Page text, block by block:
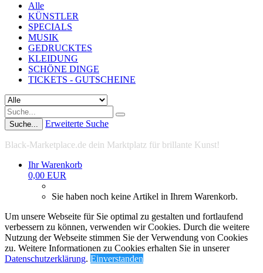
Alle
KÜNSTLER
SPECIALS
MUSIK
GEDRUCKTES
KLEIDUNG
SCHÖNE DINGE
TICKETS - GUTSCHEINE
Suche... Erweiterte Suche
Black-Marketplace.de dein Marktplatz für brillante Kunst!
Ihr Warenkorb
0,00 EUR
Sie haben noch keine Artikel in Ihrem Warenkorb.
Um unsere Webseite für Sie optimal zu gestalten und fortlaufend
verbessern zu können, verwenden wir Cookies. Durch die weitere
Nutzung der Webseite stimmen Sie der Verwendung von Cookies
zu. Weitere Informationen zu Cookies erhalten Sie in unserer
Datenschutzerklärung. Einverstanden